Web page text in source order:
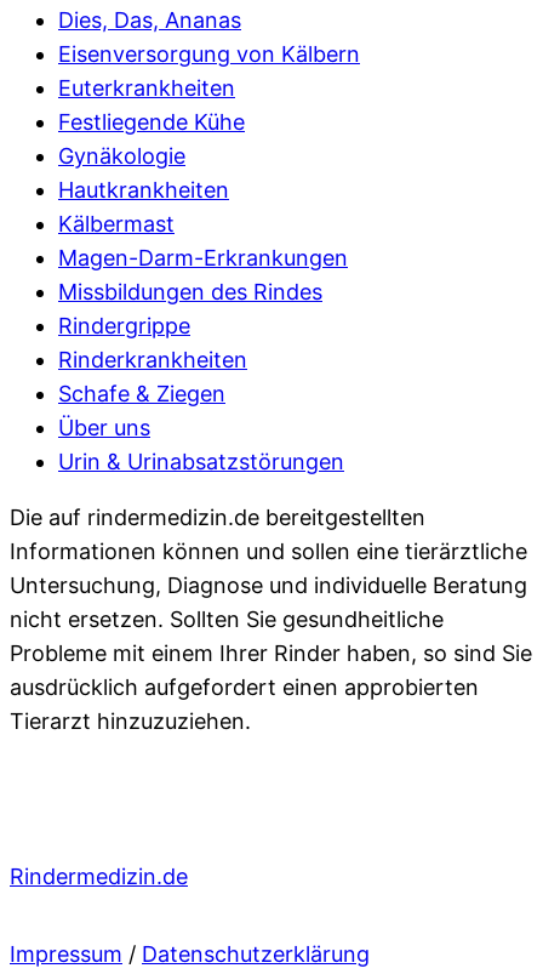
Dies, Das, Ananas
Eisenversorgung von Kälbern
Euterkrankheiten
Festliegende Kühe
Gynäkologie
Hautkrankheiten
Kälbermast
Magen-Darm-Erkrankungen
Missbildungen des Rindes
Rindergrippe
Rinderkrankheiten
Schafe & Ziegen
Über uns
Urin & Urinabsatzstörungen
Die auf rindermedizin.de bereitgestellten
Informationen können und sollen eine tierärztliche
Untersuchung, Diagnose und individuelle Beratung
nicht ersetzen. Sollten Sie gesundheitliche
Probleme mit einem Ihrer Rinder haben, so sind Sie
ausdrücklich aufgefordert einen approbierten
Tierarzt hinzuzuziehen.
Rindermedizin.de
Impressum / Datenschutzerklärung